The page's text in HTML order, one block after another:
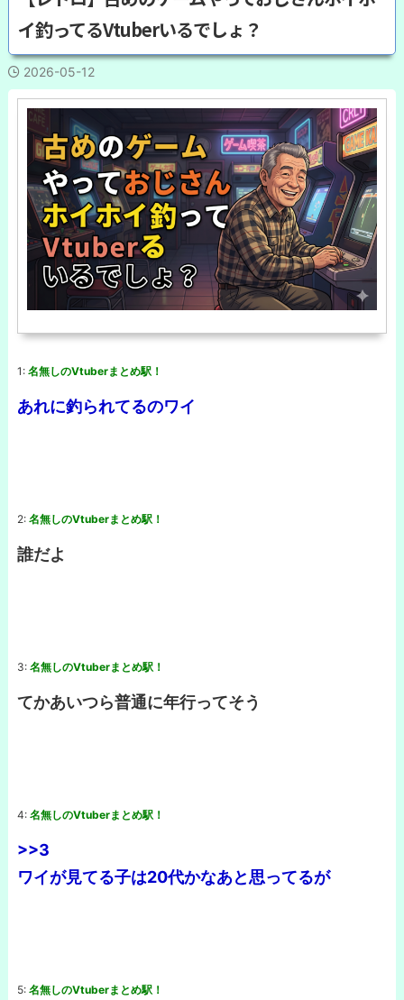
イ釣ってるVtuberいるでしょ？
2026-05-12
1: 名無しのVtuberまとめ駅！
あれに釣られてるのワイ
2: 名無しのVtuberまとめ駅！
誰だよ
3: 名無しのVtuberまとめ駅！
てかあいつら普通に年行ってそう
4: 名無しのVtuberまとめ駅！
>>3
ワイが見てる子は20代かなあと思ってるが
5: 名無しのVtuberまとめ駅！